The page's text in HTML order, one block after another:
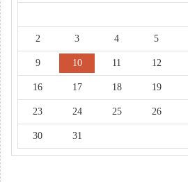
2 3 4 5
9 10 11 12
16 17 18 19
23 24 25 26
30 31